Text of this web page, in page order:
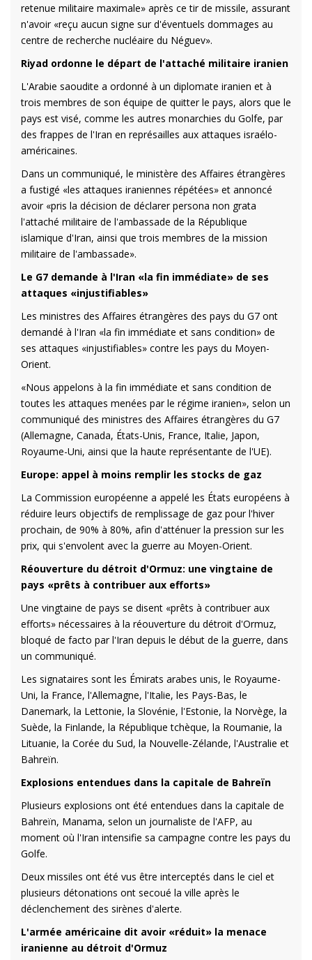
retenue militaire maximale» après ce tir de missile, assurant
n'avoir «reçu aucun signe sur d'éventuels dommages au
centre de recherche nucléaire du Néguev».
Riyad ordonne le départ de l'attaché militaire iranien
L'Arabie saoudite a ordonné à un diplomate iranien et à
trois membres de son équipe de quitter le pays, alors que le
pays est visé, comme les autres monarchies du Golfe, par
des frappes de l'Iran en représailles aux attaques israélo-
américaines.
Dans un communiqué, le ministère des Affaires étrangères
a fustigé «les attaques iraniennes répétées» et annoncé
avoir «pris la décision de déclarer persona non grata
l'attaché militaire de l'ambassade de la République
islamique d'Iran, ainsi que trois membres de la mission
militaire de l'ambassade».
Le G7 demande à l'Iran «la fin immédiate» de ses
attaques «injustifiables»
Les ministres des Affaires étrangères des pays du G7 ont
demandé à l'Iran «la fin immédiate et sans condition» de
ses attaques «injustifiables» contre les pays du Moyen-
Orient.
«Nous appelons à la fin immédiate et sans condition de
toutes les attaques menées par le régime iranien», selon un
communiqué des ministres des Affaires étrangères du G7
(Allemagne, Canada, États-Unis, France, Italie, Japon,
Royaume-Uni, ainsi que la haute représentante de l'UE).
Europe: appel à moins remplir les stocks de gaz
La Commission européenne a appelé les États européens à
réduire leurs objectifs de remplissage de gaz pour l'hiver
prochain, de 90% à 80%, afin d'atténuer la pression sur les
prix, qui s'envolent avec la guerre au Moyen-Orient.
Réouverture du détroit d'Ormuz: une vingtaine de
pays «prêts à contribuer aux efforts»
Une vingtaine de pays se disent «prêts à contribuer aux
efforts» nécessaires à la réouverture du détroit d'Ormuz,
bloqué de facto par l'Iran depuis le début de la guerre, dans
un communiqué.
Les signataires sont les Émirats arabes unis, le Royaume-
Uni, la France, l'Allemagne, l'Italie, les Pays-Bas, le
Danemark, la Lettonie, la Slovénie, l'Estonie, la Norvège, la
Suède, la Finlande, la République tchèque, la Roumanie, la
Lituanie, la Corée du Sud, la Nouvelle-Zélande, l'Australie et
Bahreïn.
Explosions entendues dans la capitale de Bahreïn
Plusieurs explosions ont été entendues dans la capitale de
Bahreïn, Manama, selon un journaliste de l'AFP, au
moment où l'Iran intensifie sa campagne contre les pays du
Golfe.
Deux missiles ont été vus être interceptés dans le ciel et
plusieurs détonations ont secoué la ville après le
déclenchement des sirènes d'alerte.
L'armée américaine dit avoir «réduit» la menace
iranienne au détroit d'Ormuz